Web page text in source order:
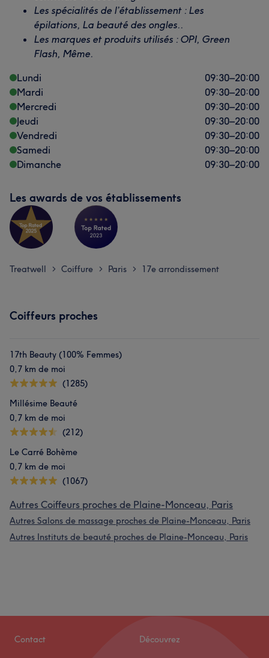
Les spécialités de l’établissement : Les
épilations, La beauté des ongles..
Les marques et produits utilisés : OPI, Green
Flash, Même.
Lundi
09:30–20:00
Mardi
09:30–20:00
Mercredi
09:30–20:00
Jeudi
09:30–20:00
Vendredi
09:30–20:00
Samedi
09:30–20:00
Dimanche
09:30–20:00
Les awards de vos établissements
Treatwell > Coiffure > Paris > 17e arrondissement
Coiffeurs proches
17th Beauty (100% Femmes)
0,7 km de moi
(1285)
Millésime Beauté
0,7 km de moi
(212)
Le Carré Bohème
0,7 km de moi
(1067)
Autres Coiffeurs proches de Plaine-Monceau, Paris
Autres Salons de massage proches de Plaine-Monceau, Paris
Autres Instituts de beauté proches de Plaine-Monceau, Paris
Contact Découvrez